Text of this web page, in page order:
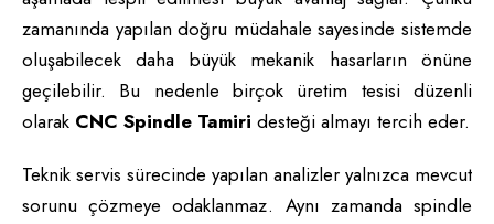
zamanında yapılan doğru müdahale sayesinde sistemde
oluşabilecek daha büyük mekanik hasarların önüne
geçilebilir. Bu nedenle birçok üretim tesisi düzenli
olarak CNC Spindle Tamiri desteği almayı tercih eder.
Teknik servis sürecinde yapılan analizler yalnızca mevcut
sorunu çözmeye odaklanmaz. Aynı zamanda spindle